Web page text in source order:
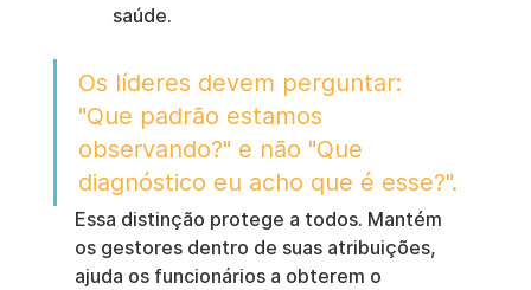
saúde.
Os líderes devem perguntar:
"Que padrão estamos
observando?" e não "Que
diagnóstico eu acho que é esse?".
Essa distinção protege a todos. Mantém
os gestores dentro de suas atribuições,
ajuda os funcionários a obterem o